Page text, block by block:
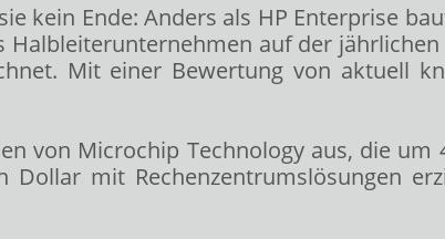
kein Ende: Anders als HP Enterprise
Halbleiterunternehmen auf der
Mit einer Bewertung von aktuell
von Microchip Technology aus, die um
mit Rechenzentrumslösungen